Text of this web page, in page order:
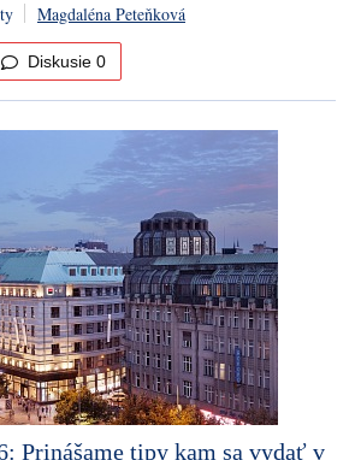
Magdaléna Peteňková
Diskusie 0
Prinášame tipy kam sa vydať v